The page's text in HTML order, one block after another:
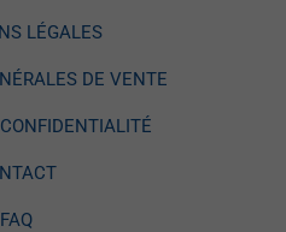
LÉGALES
DE VENTE
FAQ